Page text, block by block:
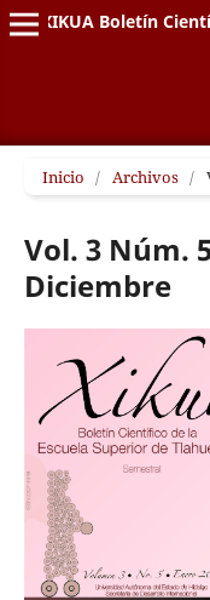
XIKUA Boletín
Inicio / Archivos /
Vol. 3 Núm.
Diciembre